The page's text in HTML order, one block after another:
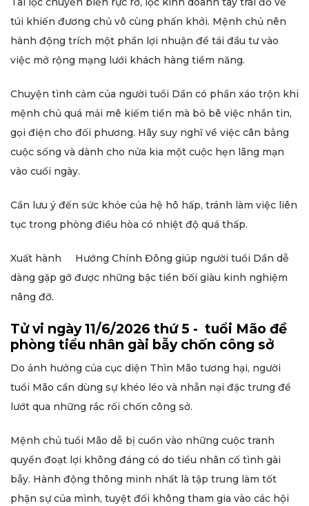
túi khiến đương chủ vô cùng phấn khởi. Mệnh chủ nên
hành động trích một phần lợi nhuận để tái đầu tư vào
việc mở rộng mạng lưới khách hàng tiềm năng.
Chuyện tình cảm của người tuổi Dần có phần xáo trộn khi
mệnh chủ quá mải mê kiếm tiền mà bỏ bê việc nhắn tin,
gọi điện cho đối phương. Hãy suy nghĩ về việc cân bằng
cuộc sống và dành cho nửa kia một cuộc hẹn lãng mạn
vào cuối ngày.
Cần lưu ý đến sức khỏe của hệ hô hấp, tránh làm việc liên
tục trong phòng điều hòa có nhiệt độ quá thấp.
Xuất hành Hướng Chính Đông giúp người tuổi Dần dễ
dàng gặp gỡ được những bậc tiền bối giàu kinh nghiệm
nâng đỡ.
Tử vi ngày 11/6/2026 thứ 5 - tuổi Mão đề
phòng tiểu nhân gài bẫy chốn công sở
Do ảnh hưởng của cục diện Thìn Mão tương hại, người
tuổi Mão cần dùng sự khéo léo và nhẫn nại đặc trưng để
lướt qua những rắc rối chốn công sở.
Mệnh chủ tuổi Mão dễ bị cuốn vào những cuộc tranh
quyền đoạt lợi không đáng có do tiểu nhân cố tình gài
bẫy. Hành động thông minh nhất là tập trung làm tốt
phận sự của mình, tuyệt đối không tham gia vào các hội